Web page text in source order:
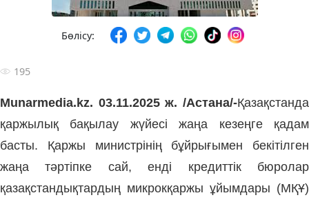
Бөлісу:
195
Munarmedia.kz. 03.11.2025 ж. /Астана/-Қазақстанда
қаржылық бақылау жүйесі жаңа кезеңге қадам
басты. Қаржы министрінің бұйрығымен бекітілген
жаңа тәртіпке сай, енді кредиттік бюролар
қазақстандықтардың микрокқаржы ұйымдары (МҚҰ)